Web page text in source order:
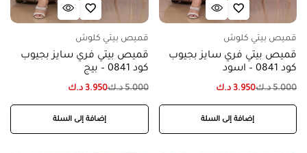
قميص بيتي كلوش
قميص بيتي فري سايز بجيوب
كود 0841 – اسود
5.000 د.ك3.950 د.ك
إضافة إلى السلة
قميص بيتي كلوش
قميص بيتي فري سايز بجيوب
كود 0841 – بيج
5.000 د.ك3.950 د.ك
إضافة إلى السلة